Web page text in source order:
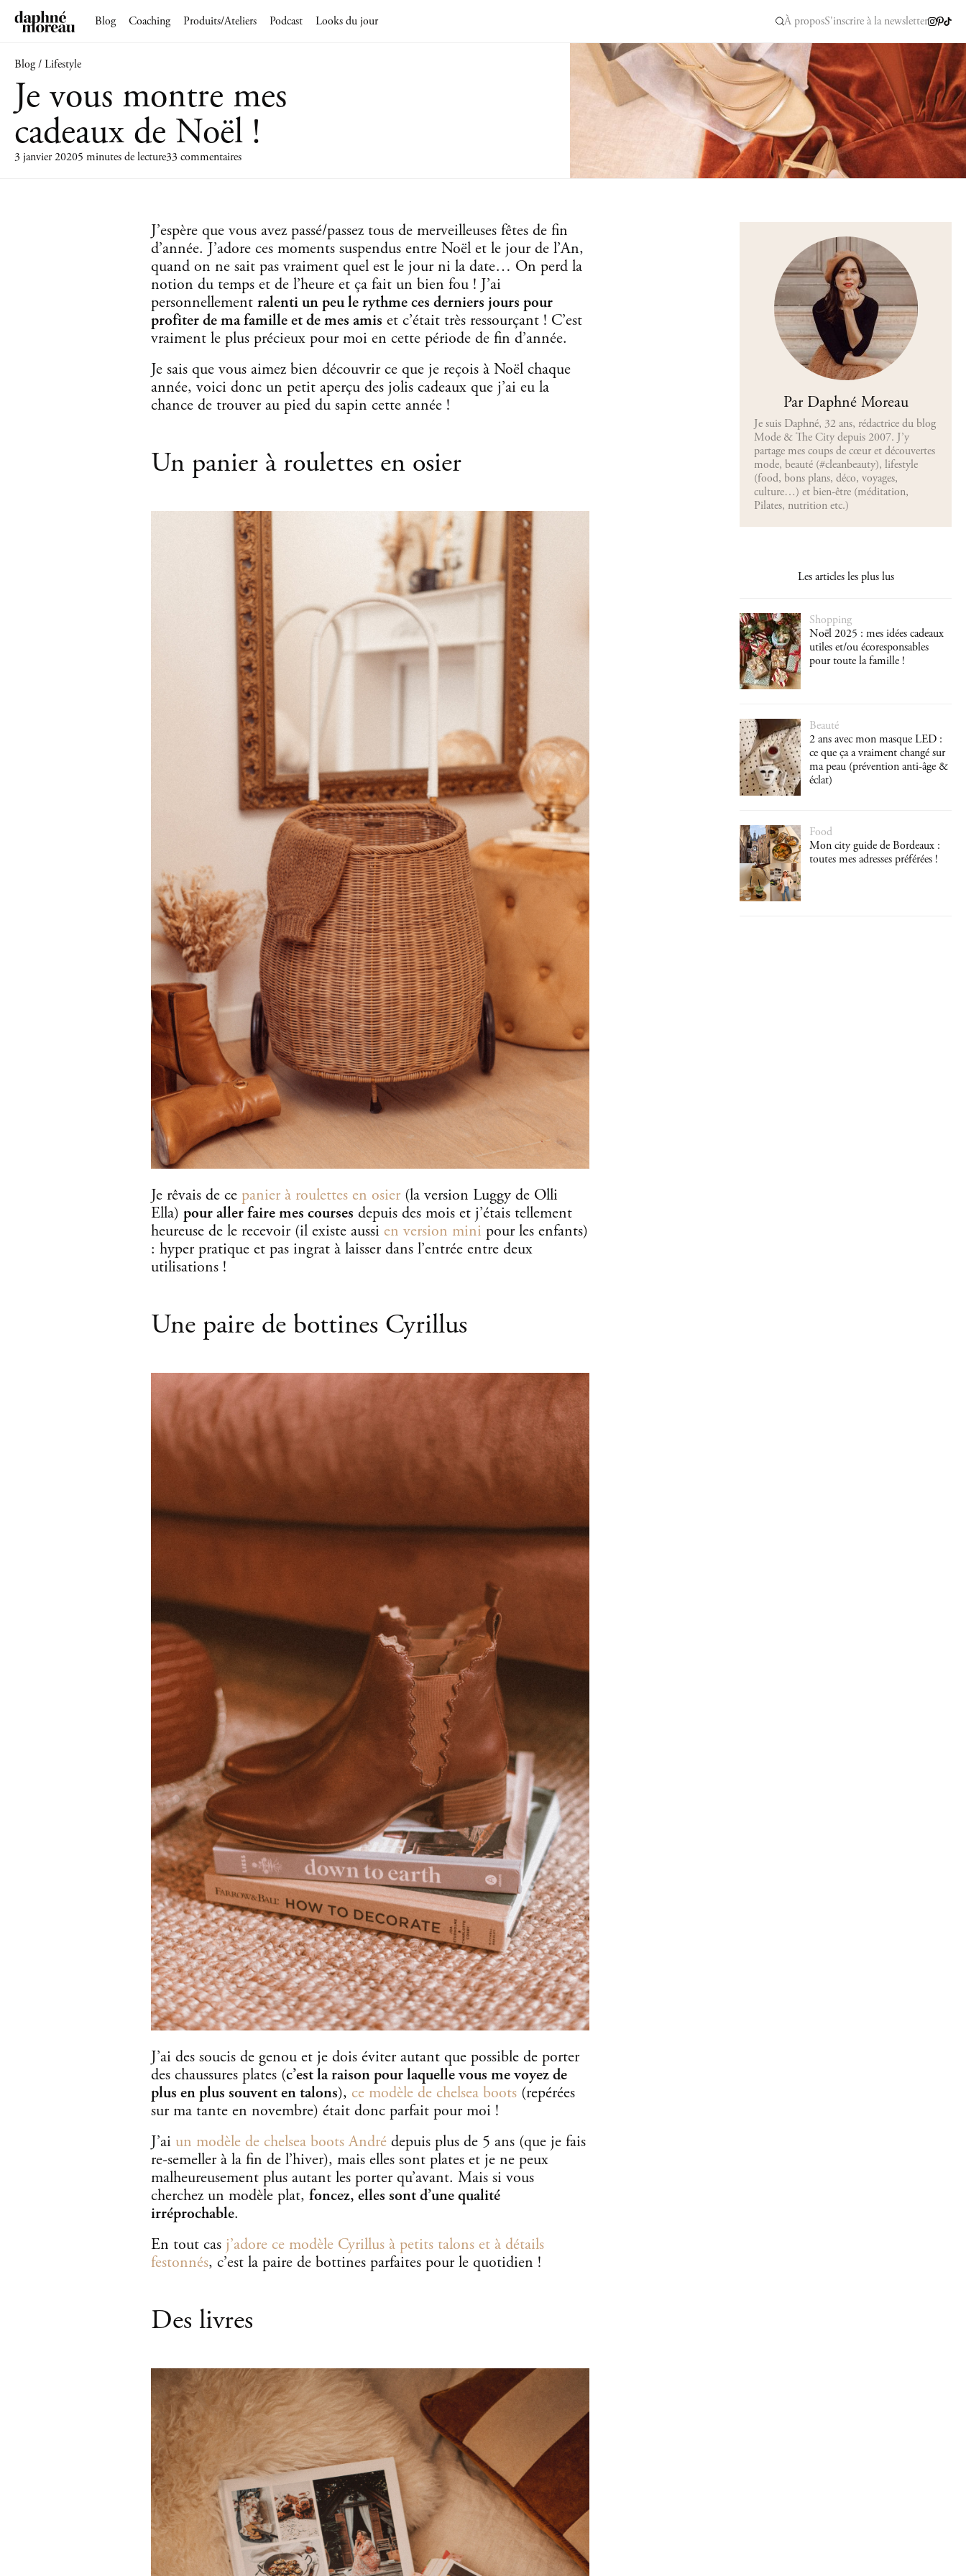
Blog Coaching Produits/Ateliers Podcast Looks du jour À proposS'inscrire à la newsletter
Blog / Lifestyle
Je vous montre mes
cadeaux de Noël !
3 janvier 20205 minutes de lecture33 commentaires
J’espère que vous avez passé/passez tous de merveilleuses fêtes de fin
d’année. J’adore ces moments suspendus entre Noël et le jour de l’An,
quand on ne sait pas vraiment quel est le jour ni la date… On perd la
notion du temps et de l’heure et ça fait un bien fou ! J’ai
personnellement ralenti un peu le rythme ces derniers jours pour
profiter de ma famille et de mes amis et c’était très ressourçant ! C’est
vraiment le plus précieux pour moi en cette période de fin d’année.
Je sais que vous aimez bien découvrir ce que je reçois à Noël chaque
année, voici donc un petit aperçu des jolis cadeaux que j’ai eu la
chance de trouver au pied du sapin cette année !
Un panier à roulettes en osier
Je rêvais de ce panier à roulettes en osier(la version Luggy de Olli
Ella) pour aller faire mes courses depuis des mois et j’étais tellement
heureuse de le recevoir (il existe aussi en version mini pour les enfants)
: hyper pratique et pas ingrat à laisser dans l’entrée entre deux
utilisations !
Une paire de bottines Cyrillus
J’ai des soucis de genou et je dois éviter autant que possible de porter
des chaussures plates (c’est la raison pour laquelle vous me voyez de
plus en plus souvent en talons), ce modèle de chelsea boots(repérées
sur ma tante en novembre) était donc parfait pour moi !
J’ai un modèle de chelsea boots Andrédepuis plus de 5 ans (que je fais
re-semeller à la fin de l’hiver), mais elles sont plates et je ne peux
malheureusement plus autant les porter qu’avant. Mais si vous
cherchez un modèle plat, foncez, elles sont d’une qualité
irréprochable.
En tout cas j’adore ce modèle Cyrillus à petits talons et à détails
festonnés, c’est la paire de bottines parfaites pour le quotidien !
Des livres
Par Daphné Moreau
Je suis Daphné, 32 ans, rédactrice du blog
Mode & The City depuis 2007. J’y
partage mes coups de cœur et découvertes
mode, beauté (#cleanbeauty), lifestyle
(food, bons plans, déco, voyages,
culture…) et bien-être (méditation,
Pilates, nutrition etc.)
Les articles les plus lus
Shopping
Noël 2025 : mes idées cadeaux
utiles et/ou écoresponsables
pour toute la famille !
Beauté
2 ans avec mon masque LED :
ce que ça a vraiment changé sur
ma peau (prévention anti-âge &
éclat)
Food
Mon city guide de Bordeaux :
toutes mes adresses préférées !